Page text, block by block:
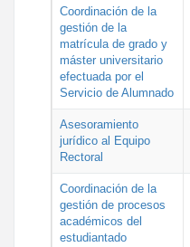
Coordinación de la
gestión de la
matrícula de grado y
máster universitario
efectuada por el
Servicio de Alumnado
Asesoramiento
jurídico al Equipo
Rectoral
Coordinación de la
gestión de procesos
académicos del
estudiantado